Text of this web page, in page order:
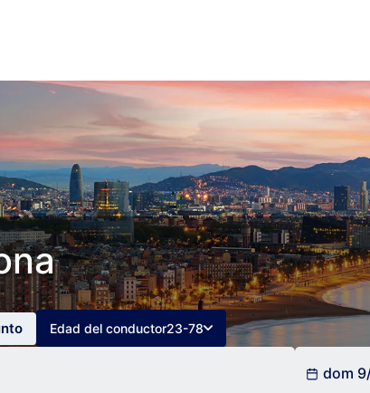
Edad del conductor23-78
dom